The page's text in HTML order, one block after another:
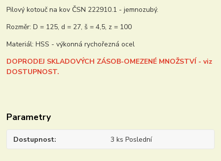
Pilový kotouč na kov ČSN 222910.1 - jemnozubý.
Rozměr: D = 125, d = 27, š = 4,5, z = 100
Materiál: HSS - výkonná rychořezná ocel
DOPRODEJ SKLADOVÝCH ZÁSOB-OMEZENÉ MNOŽSTVÍ - viz
DOSTUPNOST.
Parametry
Dostupnost 3 ks Poslední